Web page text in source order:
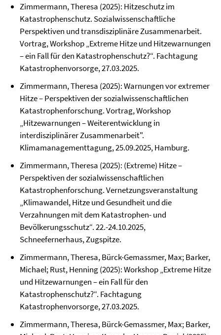
Zimmermann, Theresa (2025): Hitzeschutz im
Katastrophenschutz. Sozialwissenschaftliche
Perspektiven und transdisziplinäre Zusammenarbeit.
Vortrag, Workshop „Extreme Hitze und Hitzewarnungen
– ein Fall für den Katastrophenschutz?“. Fachtagung
Katastrophenvorsorge, 27.03.2025.
Zimmermann, Theresa (2025): Warnungen vor extremer
Hitze – Perspektiven der sozialwissenschaftlichen
Katastrophenforschung. Vortrag, Workshop
„Hitzewarnungen – Weiterentwicklung in
interdisziplinärer Zusammenarbeit".
Klimamanagementtagung, 25.09.2025, Hamburg.
Zimmermann, Theresa (2025): (Extreme) Hitze –
Perspektiven der sozialwissenschaftlichen
Katastrophenforschung. Vernetzungsveranstaltung
„Klimawandel, Hitze und Gesundheit und die
Verzahnungen mit dem Katastrophen- und
Bevölkerungsschutz“. 22.-24.10.2025,
Schneefernerhaus, Zugspitze.
Zimmermann, Theresa, Bürck-Gemassmer, Max; Barker,
Michael; Rust, Henning (2025): Workshop „Extreme Hitze
und Hitzewarnungen – ein Fall für den
Katastrophenschutz?“. Fachtagung
Katastrophenvorsorge, 27.03.2025.
Zimmermann, Theresa, Bürck-Gemassmer, Max; Barker,